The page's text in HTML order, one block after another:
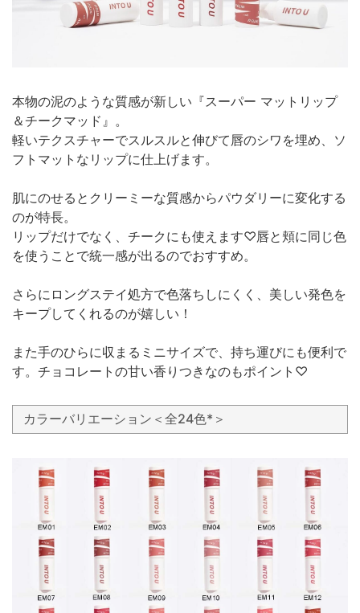
本物の泥のような質感が新しい『スーパー マットリップ
＆チークマッド』。
軽いテクスチャーでスルスルと伸びて唇のシワを埋め、ソ
フトマットなリップに仕上げます。
肌にのせるとクリーミーな質感からパウダリーに変化する
のが特長。
リップだけでなく、チークにも使えます♡唇と頬に同じ色
を使うことで統一感が出るのでおすすめ。
さらにロングステイ処方で色落ちしにくく、美しい発色を
キープしてくれるのが嬉しい！
また手のひらに収まるミニサイズで、持ち運びにも便利で
す。チョコレートの甘い香りつきなのもポイント♡
カラーバリエーション＜全24色*＞